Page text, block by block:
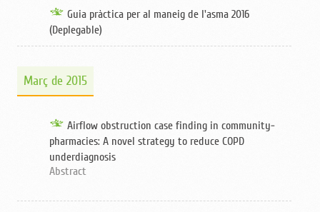
Guia pràctica per al maneig de l'asma 2016
(Deplegable)
Març de 2015
Airflow obstruction case finding in community-
pharmacies: A novel strategy to reduce COPD
underdiagnosis
Abstract